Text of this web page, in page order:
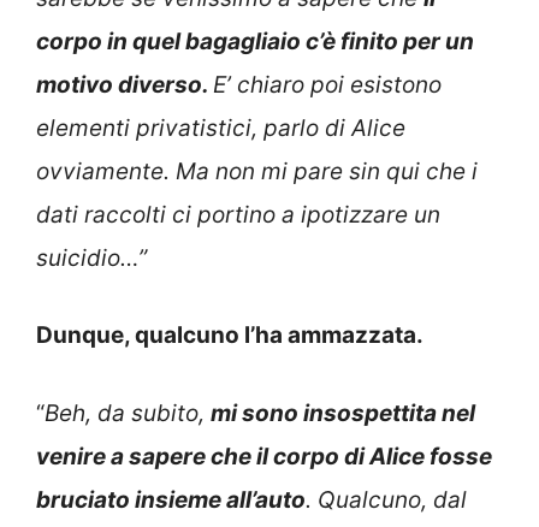
corpo in quel bagagliaio c’è finito per un
motivo diverso. E’ chiaro poi esistono
elementi privatistici, parlo di Alice
ovviamente. Ma non mi pare sin qui che i
dati raccolti ci portino a ipotizzare un
suicidio…”
Dunque, qualcuno l’ha ammazzata.
“Beh, da subito, mi sono insospettita nel
venire a sapere che il corpo di Alice fosse
bruciato insieme all’auto. Qualcuno, dal